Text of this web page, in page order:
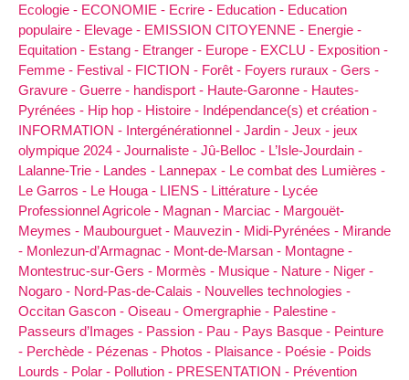
Ecologie - ECONOMIE - Ecrire - Education - Education
populaire - Elevage - EMISSION CITOYENNE - Energie -
Equitation - Estang - Etranger - Europe - EXCLU - Exposition -
Femme - Festival - FICTION - Forêt - Foyers ruraux - Gers -
Gravure - Guerre - handisport - Haute-Garonne - Hautes-
Pyrénées - Hip hop - Histoire - Indépendance(s) et création -
INFORMATION - Intergénérationnel - Jardin - Jeux - jeux
olympique 2024 - Journaliste - Jû-Belloc - L’Isle-Jourdain -
Lalanne-Trie - Landes - Lannepax - Le combat des Lumières -
Le Garros - Le Houga - LIENS - Littérature - Lycée
Professionnel Agricole - Magnan - Marciac - Margouët-
Meymes - Maubourguet - Mauvezin - Midi-Pyrénées - Mirande
- Monlezun-d’Armagnac - Mont-de-Marsan - Montagne -
Montestruc-sur-Gers - Mormès - Musique - Nature - Niger -
Nogaro - Nord-Pas-de-Calais - Nouvelles technologies -
Occitan Gascon - Oiseau - Omergraphie - Palestine -
Passeurs d’Images - Passion - Pau - Pays Basque - Peinture
- Perchède - Pézenas - Photos - Plaisance - Poésie - Poids
Lourds - Polar - Pollution - PRESENTATION - Prévention